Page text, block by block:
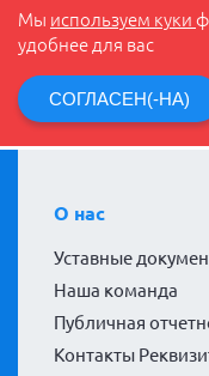
Мы используем куки
удобнее для вас
СОГЛАСЕН(-НА)
О нас
Уставные
Наша команда
Публичная
Контакты